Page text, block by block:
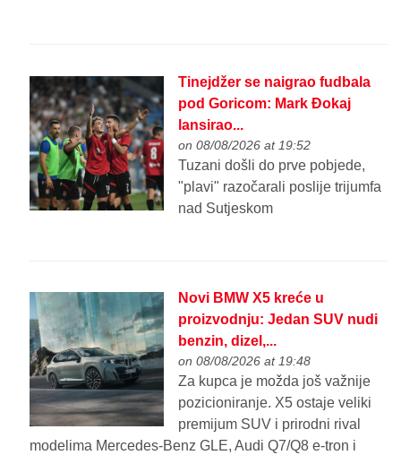
Tinejdžer se naigrao fudbala
pod Goricom: Mark Đokaj
lansirao...
on 08/08/2026 at 19:52
Tuzani došli do prve pobjede,
"plavi" razočarali poslije trijumfa
nad Sutjeskom
Novi BMW X5 kreće u
proizvodnju: Jedan SUV nudi
benzin, dizel,...
on 08/08/2026 at 19:48
Za kupca je možda još važnije
pozicioniranje. X5 ostaje veliki
premijum SUV i prirodni rival
modelima Mercedes-Benz GLE, Audi Q7/Q8 e-tron i